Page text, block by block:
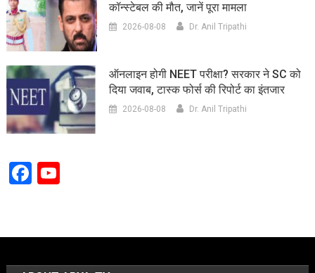
कॉन्स्टेबल की मौत, जानें पूरा मामला
2026-08-08 Dr. Anil Tripathi
ऑनलाइन होगी NEET परीक्षा? सरकार ने SC को
दिया जवाब, टास्क फोर्स की रिपोर्ट का इंतजार
2026-08-08 Dr. Anil Tripathi
Facebook
YouTube